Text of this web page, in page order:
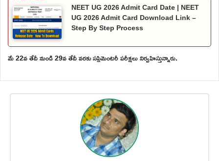
NEET UG 2026 Admit Card Date | NEET
UG 2026 Admit Card Download Link –
Step By Step Process
మే 22వ తేదీ నుండి 29వ తేదీ వరకు సప్లిమెంటరీ పరీక్షలు నిర్వహిస్తున్నారు.